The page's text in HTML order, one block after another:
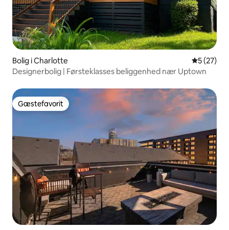
Bolig i Charlotte 5 ud af 5 i
5 (27)
Designerbolig | Førsteklasses beliggenhed nær Uptown
Gæstefavorit
Gæstefavorit